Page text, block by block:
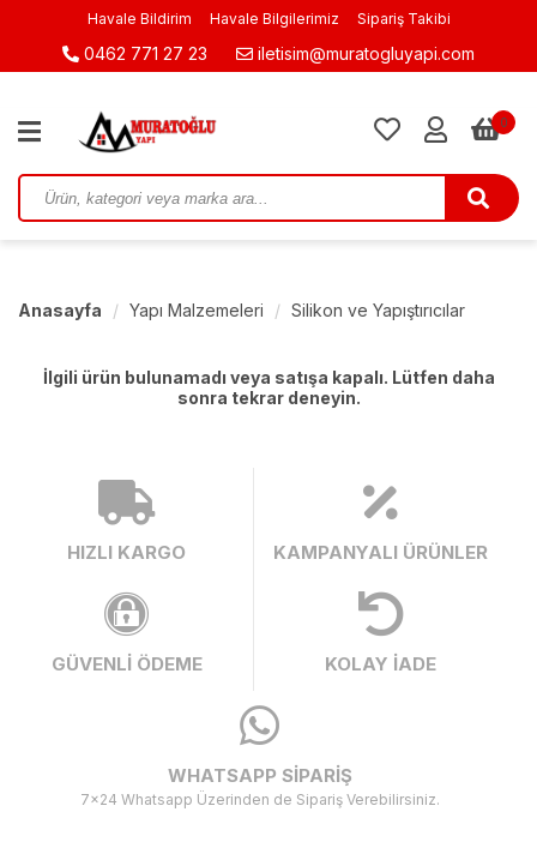
Havale Bildirim Havale Bilgilerimiz Sipariş Takibi
0462 771 27 23 iletisim@muratogluyapi.com
0
Anasayfa Yapı Malzemeleri Silikon ve Yapıştırıcılar
İlgili ürün bulunamadı veya satışa kapalı. Lütfen daha
sonra tekrar deneyin.
HIZLI KARGO KAMPANYALI ÜRÜNLER
GÜVENLİ ÖDEME KOLAY İADE
WHATSAPP SİPARİŞ
7x24 Whatsapp Üzerinden de Sipariş Verebilirsiniz.